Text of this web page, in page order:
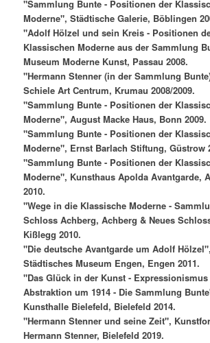
"Sammlung Bunte - Positionen der
Moderne", Städtische Galerie, Böblingen
"Adolf Hölzel und sein Kreis - Positionen
Klassischen Moderne aus der Sammlung
Museum Moderne Kunst, Passau 2008.
"Hermann Stenner (in der Sammlung
Schiele Art Centrum, Krumau 2008/2009.
"Sammlung Bunte - Positionen der
Moderne", August Macke Haus, Bonn 2009.
"Sammlung Bunte - Positionen der
Moderne", Ernst Barlach Stiftung, Güstrow
"Sammlung Bunte - Positionen der
Moderne", Kunsthaus Apolda Avantgarde,
2010.
"Wege in die Klassische Moderne -
Schloss Achberg, Achberg & Neues
Kißlegg 2010.
"Die deutsche Avantgarde um Adolf Hölzel",
Städtisches Museum Engen, Engen 2011.
"Das Glück in der Kunst -
Abstraktion um 1914 - Die Sammlung
Kunsthalle Bielefeld, Bielefeld 2014.
"Hermann Stenner und seine Zeit",
Hermann Stenner, Bielefeld 2019.